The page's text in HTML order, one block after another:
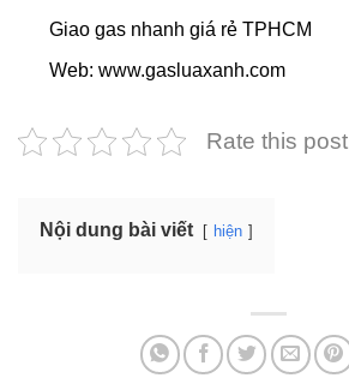
Giao gas nhanh giá rẻ TPHCM
Web: www.gasluaxanh.com
Rate this post
Nội dung bài viết hiện